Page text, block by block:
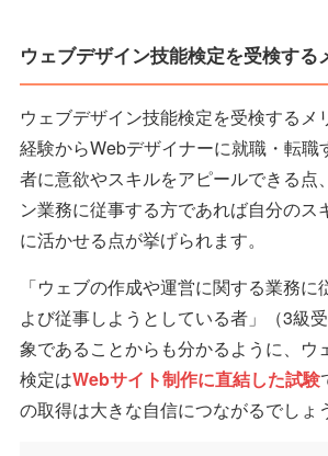
ウェブデザイン技能検定を受検する
ウェブデザイン技能検定を受検するメ
経験からWebデザイナーに就職・転職
者に意欲やスキルをアピールできる点
ン業務に従事する方であれば自分のス
に活かせる点が挙げられます。
「ウェブの作成や運営に関する業務に
よび従事しようとしている者」（3級
象であることからも分かるように、ウ
検定はWebサイト制作に直結した試験
の取得は大きな自信につながるでしょ